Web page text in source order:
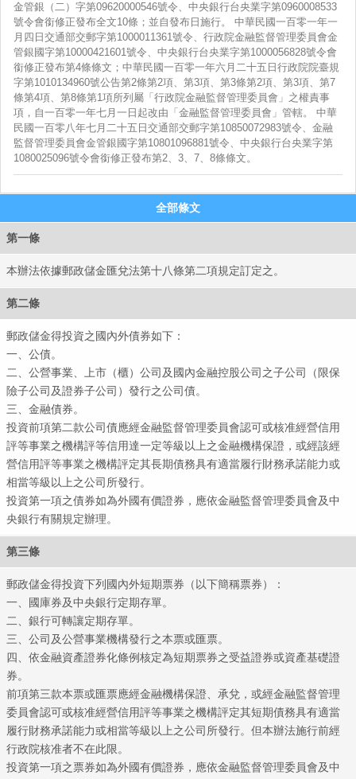
中華
金管銀（二）字第09620000546號令、中央銀行台央業字第0960008533
號令會銜修正發布全文10條；並自發布日施行。 中華民國一百零一年一
月四日交通部交郵字第1000011361號令、行政院金融監督管理委員會金
管銀國字第10000421601號令、中央銀行台央業字第1000056828號令會
銜修正發布第4條條文；中華民國一百零一年六月二十五日行政院院臺規
字第1010134960號公告第2條第2項、第3項、第3條第2項、第3項、第7
條第4項、第8條第1項所列屬「行政院金融監督管理委員會」之權責事
項，自一百零一年七月一日起改由「金融監督管理委員會」管轄。 中華
民國一百零八年七月二十五日交通部交郵字第10850072983號令、金融
監督管理委員會金管銀國字第10801096881號令、中央銀行台央業字第
1080025096號令會銜修正發布第2、3、7、8條條文。
全部條文
第一條
本辦法依據郵政儲金匯兌法第十八條第二項規定訂定之。
第二條
郵政儲金得投資之國內外債券如下：
一、公債。
二、公營事業、上市（櫃）公司及國內金融控股公司之子公司（限保
險子公司及證券子公司）發行之公司債。
三、金融債券。
投資前項第二款公司債應經金融監督管理委員會認可或核准經營信用
評等事業之機構評等信用達一定等級以上之金融機構保證，或經該經
營信用評等事業之機構評定其長期債務具有適當履行財務承諾能力或
相當等級以上之公司所發行。
投資第一項之債券如為外國有價證券，應依金融監督管理委員會及中
央銀行有關規定辦理。
第三條
郵政儲金得投資下列國內外短期票券（以下簡稱票券）：
一、國庫券及中央銀行定期存單。
二、銀行可轉讓定期存單。
三、公司及公營事業機構發行之本票或匯票。
四、依金融資產證券化條例核定為短期票券之受益證券或資產基礎證
券。
前項第三款本票或匯票應經金融機構保證、承兌，或經金融監督管理
委員會認可或核准經營信用評等事業之機構評定其短期債務具有適當
履行財務承諾能力或相當等級以上之公司所發行。但本辦法施行前經
行政院核准者不在此限。
投資第一項之票券如為外國有價證券，應依金融監督管理委員會及中